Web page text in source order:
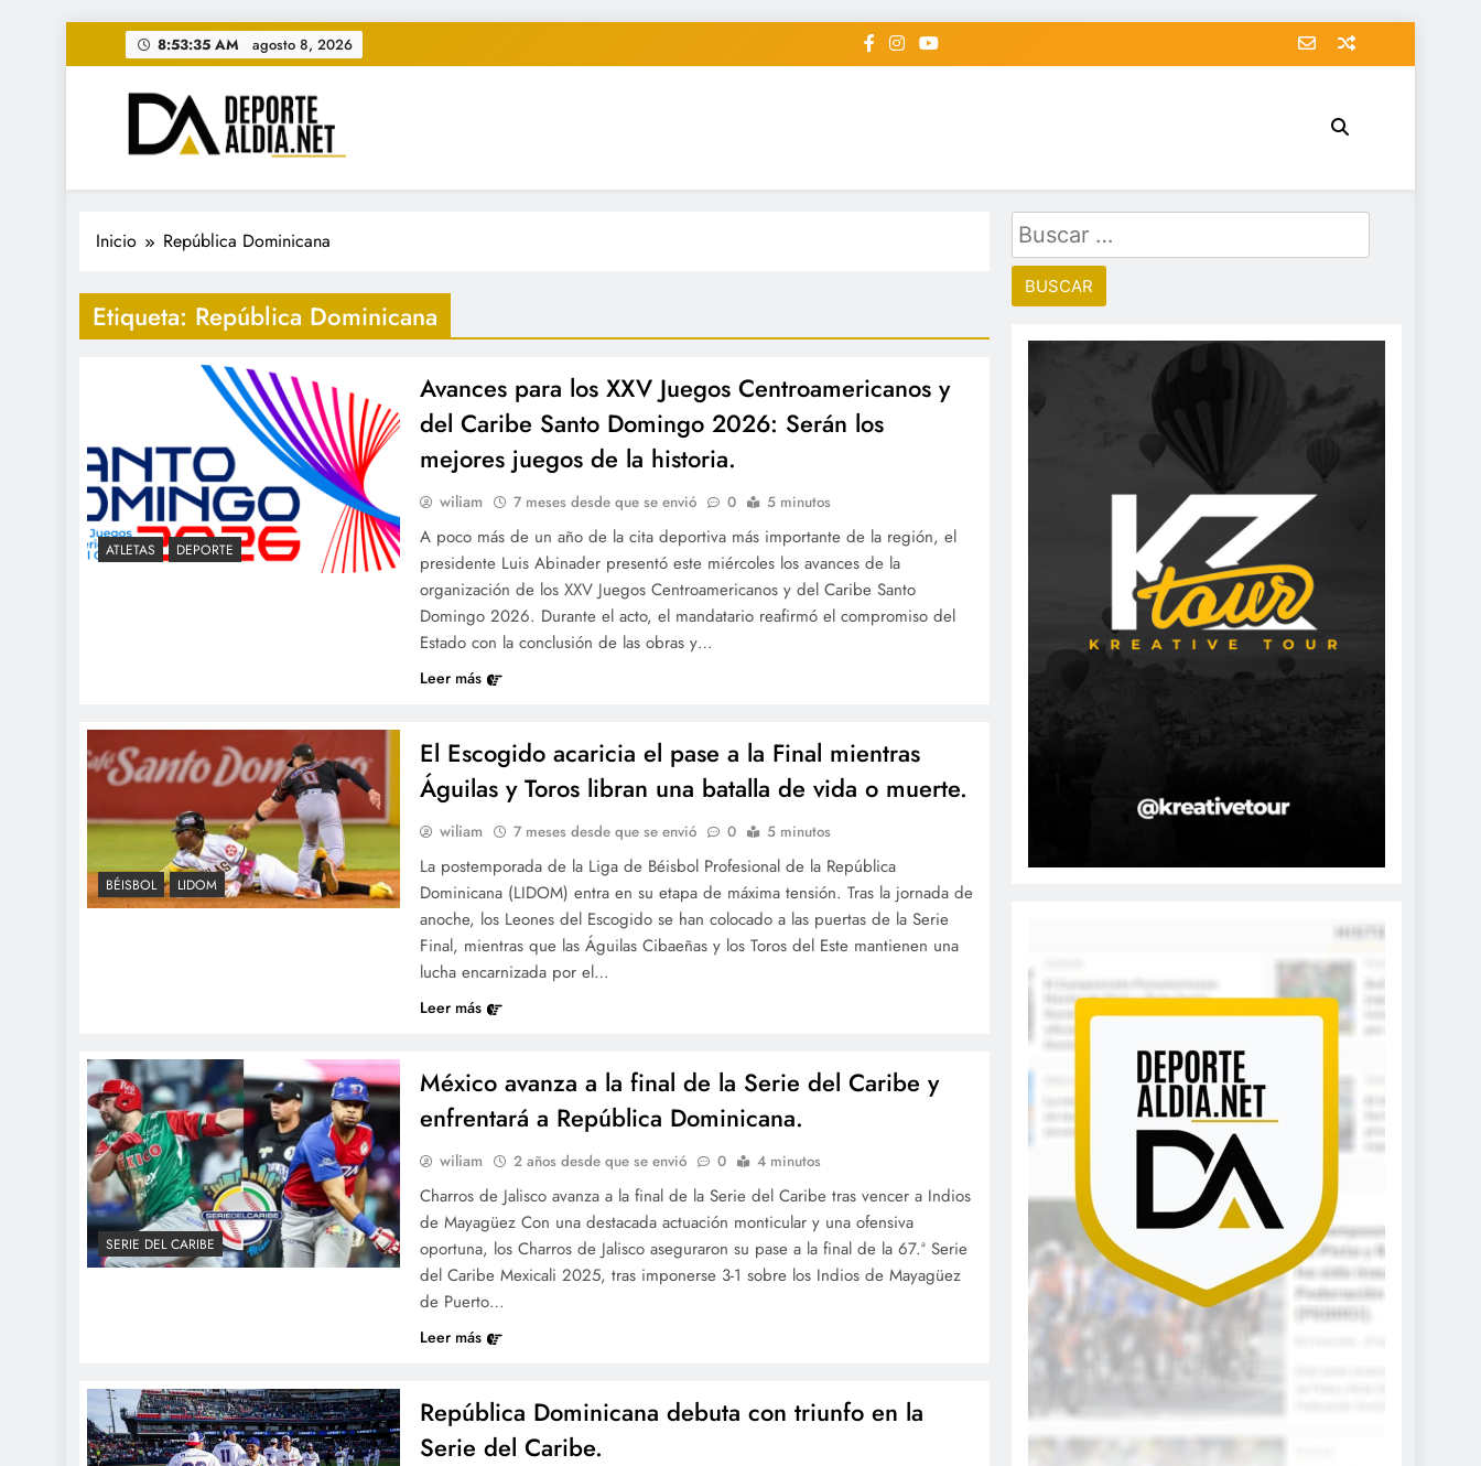
al
contenido
8:53:37 AM agosto 8, 2026
• DEPORTE AL DIA • "Periodico Deportivo Digital"
www.deportealdia.net #deportealdia #deportealdiard #deportealdiaperiodico
Inicio República Dominicana
Etiqueta: República Dominicana
ATLETAS DEPORTE
Avances para los XXV Juegos Centroamericanos y
del Caribe Santo Domingo 2026: Serán los
mejores juegos de la historia.
wiliam 7 meses desde que se envió 0 5 minutos
A poco más de un año de la cita deportiva más importante de la región, el
presidente Luis Abinader presentó este miércoles los avances de la
organización de los XXV Juegos Centroamericanos y del Caribe Santo
Domingo 2026. Durante el acto, el mandatario reafirmó el compromiso del
Estado con la conclusión de las obras y…
Leer más
BÉISBOL LIDOM
El Escogido acaricia el pase a la Final mientras
Águilas y Toros libran una batalla de vida o muerte.
wiliam 7 meses desde que se envió 0 5 minutos
La postemporada de la Liga de Béisbol Profesional de la República
Dominicana (LIDOM) entra en su etapa de máxima tensión. Tras la jornada de
anoche, los Leones del Escogido se han colocado a las puertas de la Serie
Final, mientras que las Águilas Cibaeñas y los Toros del Este mantienen una
lucha encarnizada por el…
Leer más
SERIE DEL CARIBE
México avanza a la final de la Serie del Caribe y
enfrentará a República Dominicana.
wiliam 2 años desde que se envió 0 4 minutos
Charros de Jalisco avanza a la final de la Serie del Caribe tras vencer a Indios
de Mayagüez Con una destacada actuación monticular y una ofensiva
oportuna, los Charros de Jalisco aseguraron su pase a la final de la 67.ª Serie
del Caribe Mexicali 2025, tras imponerse 3-1 sobre los Indios de Mayagüez
de Puerto…
Leer más
República Dominicana debuta con triunfo en la
Serie del Caribe.
Buscar: